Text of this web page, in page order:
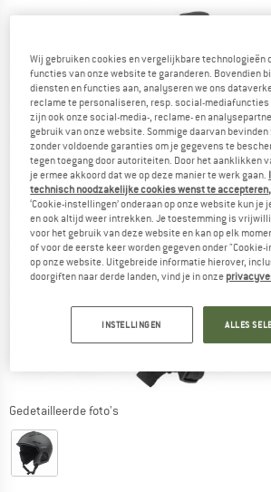
Gedetailleerde foto's
Wij gebruiken cookies en vergelijkbare technologieën
functies van onze website te garanderen. Bovendien
diensten en functies aan, analyseren we ons
reclame te personaliseren, resp. social-mediafuncties
zijn ook onze social-media-, reclame- en
gebruik van onze website. Sommige daarvan
zonder voldoende garanties om je gegevens te
tegen toegang door autoriteiten. Door het aanklikken
je ermee akkoord dat we op deze manier te werk gaan.
technisch noodzakelijke cookies wenst te
‘Cookie-instellingen’ onderaan op onze website kun je
en ook altijd weer intrekken. Je toestemming is
voor het gebruik van deze website en kan op elk
of voor de eerste keer worden gegeven onder
op onze website. Uitgebreide informatie hierover,
doorgiften naar derde landen, vind je in onze
INSTELLINGEN ALLES